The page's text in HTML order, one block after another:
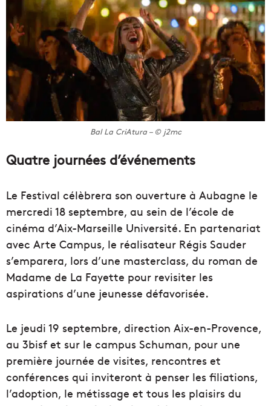
Bal La CriAtura – © j2mc
Quatre journées d’événements
Le Festival célèbrera son ouverture à Aubagne le
mercredi 18 septembre, au sein de l’école de
cinéma d’Aix-Marseille Université. En partenariat
avec Arte Campus, le réalisateur Régis Sauder
s’emparera, lors d’une masterclass, du roman de
Madame de La Fayette pour revisiter les
aspirations d’une jeunesse défavorisée.
Le jeudi 19 septembre, direction Aix-en-Provence,
au 3bisf et sur le campus Schuman, pour une
première journée de visites, rencontres et
conférences qui inviteront à penser les filiations,
l’adoption, le métissage et tous les plaisirs du